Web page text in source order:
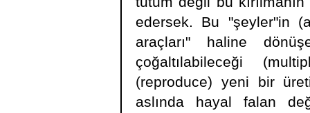
edersek. Bu "şeyler"in
araçları" haline
çoğaltılabileceği
(reproduce) yeni bir
aslında hayal falan